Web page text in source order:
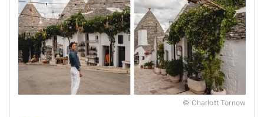
© Charlott Tornow